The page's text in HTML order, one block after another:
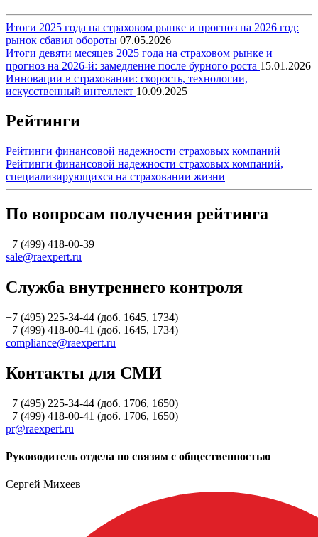
Итоги 2025 года на страховом рынке и прогноз на 2026 год:
рынок сбавил обороты 07.05.2026
Итоги девяти месяцев 2025 года на страховом рынке и
прогноз на 2026-й: замедление после бурного роста 15.01.2026
Инновации в страховании: скорость, технологии,
искусственный интеллект 10.09.2025
Рейтинги
Рейтинги финансовой надежности страховых компаний
Рейтинги финансовой надежности страховых компаний,
специализирующихся на страховании жизни
По вопросам получения рейтинга
+7 (499) 418-00-39
sale@raexpert.ru
Служба внутреннего контроля
+7 (495) 225-34-44 (доб. 1645, 1734)
+7 (499) 418-00-41 (доб. 1645, 1734)
compliance@raexpert.ru
Контакты для СМИ
+7 (495) 225-34-44 (доб. 1706, 1650)
+7 (499) 418-00-41 (доб. 1706, 1650)
pr@raexpert.ru
Руководитель отдела по связям с общественностью
Сергей Михеев